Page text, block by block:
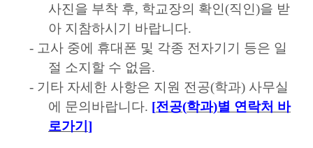
사진을 부착 후, 학교장의 확인(직인)을 받
아 지참하시기 바랍니다.
- 고사 중에 휴대폰 및 각종 전자기기 등은 일
절 소지할 수 없음.
- 기타 자세한 사항은 지원 전공(학과) 사무실
에 문의바랍니다. [전공(학과)별 연락처 바
로가기 ]